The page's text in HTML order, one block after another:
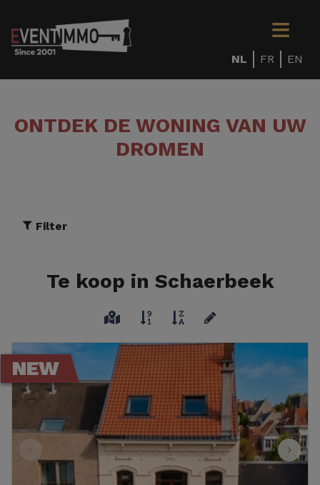
NL FR EN
ONTDEK DE WONING VAN UW
DROMEN
Filter
Te koop in Schaerbeek
NEW